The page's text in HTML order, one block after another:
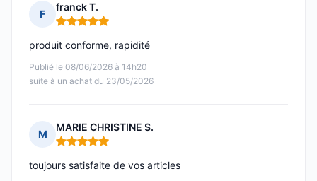
F
franck T.
Note : 5 sur 5
Publié le 08/06/2026 à 14h20
suite à un achat du 23/05/2026
produit conforme, rapidité
M
MARIE CHRISTINE S.
Note : 5 sur 5
toujours satisfaite de vos articles